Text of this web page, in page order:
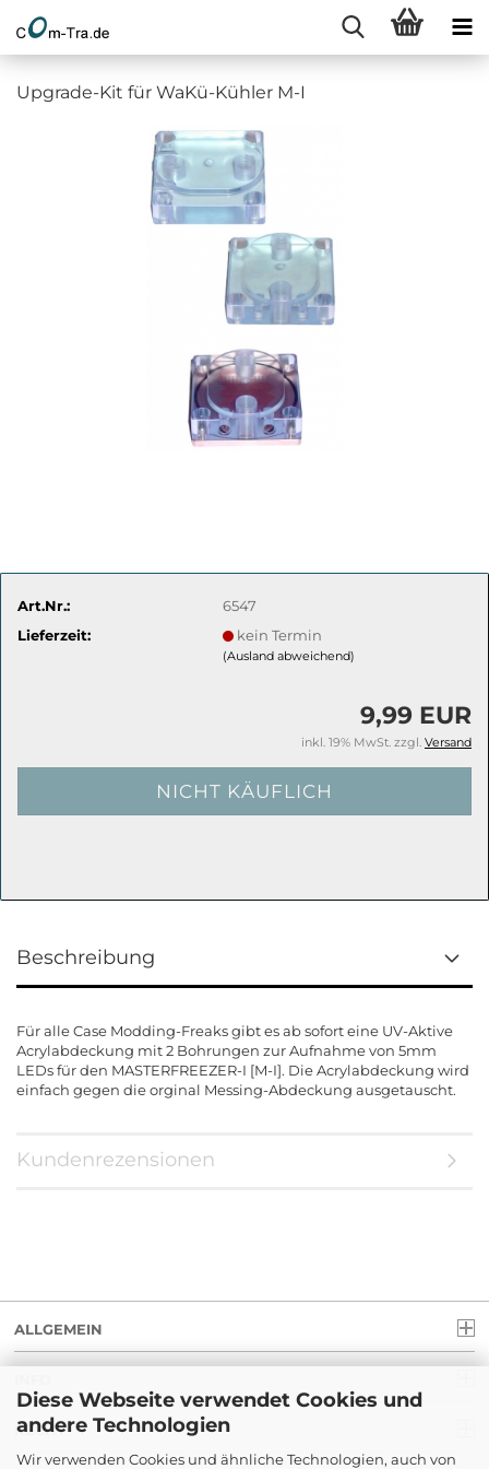
Diese Webseite verwendet Cookies und
andere Technologien
Wir verwenden Cookies und ähnliche Technologien, auch von
Upgrade-Kit für WaKü-Kühler M-I
Art.Nr.:
6547
Lieferzeit:
kein Termin
(Ausland abweichend)
9,99 EUR
inkl. 19% MwSt. zzgl. Versand
Beschreibung
Für alle Case Modding-Freaks gibt es ab sofort eine UV-Aktive
Acrylabdeckung mit 2 Bohrungen zur Aufnahme von 5mm
LEDs für den MASTERFREEZER-I [M-I]. Die Acrylabdeckung wird
einfach gegen die orginal Messing-Abdeckung ausgetauscht.
Kundenrezensionen
ALLGEMEIN
RECHT